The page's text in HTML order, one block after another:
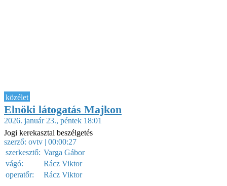
közélet
Elnöki látogatás Majkon
2026. január 23., péntek 18:01
Jogi kerekasztal beszélgetés
szerző: ovtv | 00:00:27
szerkesztő: Varga Gábor
vágó:
Rácz Viktor
operatőr:
Rácz Viktor